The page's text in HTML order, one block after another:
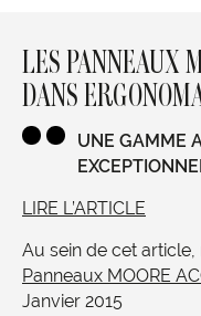
LES PANNEAUX
DANS
UNE GAMME
LIRE L’ARTICLE
Au sein de cet
Panneaux MOORE
Janvier 2015